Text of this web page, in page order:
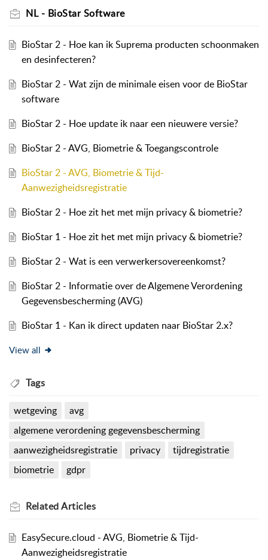
NL - BioStar Software
BioStar 2 - Hoe kan ik Suprema producten schoonmaken
en desinfecteren?
BioStar 2 - Wat zijn de minimale eisen voor de BioStar
software
BioStar 2 - Hoe update ik naar een nieuwere versie?
BioStar 2 - AVG, Biometrie & Toegangscontrole
BioStar 2 - AVG, Biometrie & Tijd-
Aanwezigheidsregistratie
BioStar 2 - Hoe zit het met mijn privacy & biometrie?
BioStar 1 - Hoe zit het met mijn privacy & biometrie?
BioStar 2 - Wat is een verwerkersovereenkomst?
BioStar 2 - Informatie over de Algemene Verordening
Gegevensbescherming (AVG)
BioStar 1 - Kan ik direct updaten naar BioStar 2.x?
View all
Tags
wetgeving
avg
algemene verordening gegevensbescherming
aanwezigheidsregistratie
privacy
tijdregistratie
biometrie
gdpr
RelatedArticles
EasySecure.cloud - AVG, Biometrie & Tijd-
Aanwezigheidsregistratie